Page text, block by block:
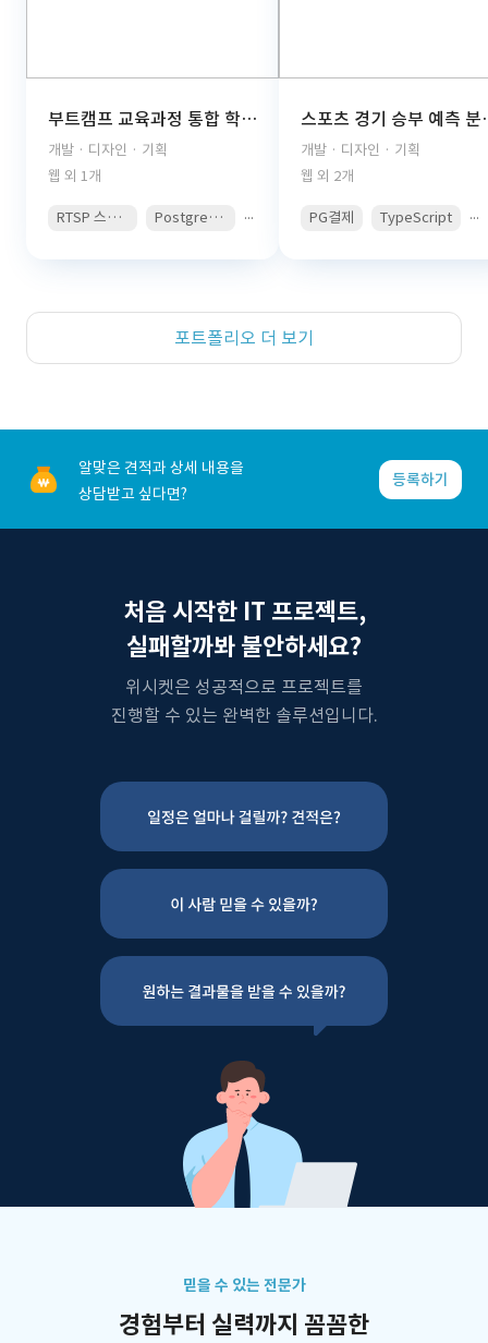
부트캠프 교육과정 통합 학습관리 플랫폼(React, TypeScript, FastAPI, PostgreSQL, AWS S3, JWT Auth, PDF Viewer)
개발 · 디자인 · 기획
웹 외 1개
RTSP 스트리밍 PostgreSQL ...
스포츠 경기 승부 예
개발 · 디자인 · 기획
웹 외 2개
PG결제 TypeScript ...
포트폴리오 더 보기
알맞은 견적과 상세 내용을
상담받고 싶다면?
등록하기
처음 시작한 IT 프로젝트,
실패할까봐 불안하세요?
위시켓은 성공적으로 프로젝트를
진행할 수 있는 완벽한 솔루션입니다.
믿을 수 있는 전문가
경험부터 실력까지 꼼꼼한